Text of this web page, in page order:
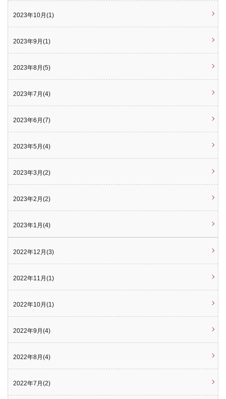
2023年10月(1)
2023年9月(1)
2023年8月(5)
2023年7月(4)
2023年6月(7)
2023年5月(4)
2023年3月(2)
2023年2月(2)
2023年1月(4)
2022年12月(3)
2022年11月(1)
2022年10月(1)
2022年9月(4)
2022年8月(4)
2022年7月(2)